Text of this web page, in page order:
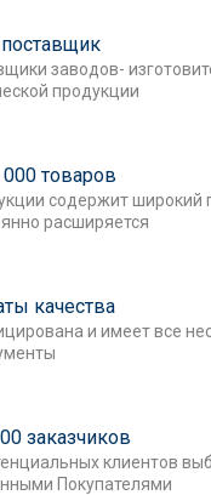
заводов-
продукции
товаров
содержит широкий
расширяется
качества
и имеет все
заказчиков
клиентов
Покупателями